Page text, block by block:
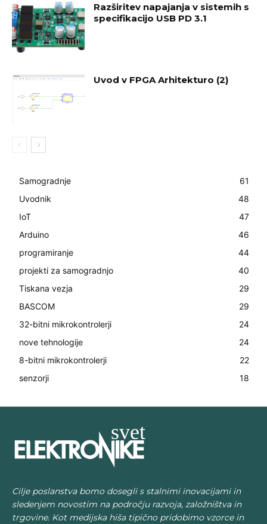
Razširitev napajanja v sistemih s
specifikacijo USB PD 3.1
Uvod v FPGA Arhitekturo (2)
Samogradnje
61
Uvodnik
48
IoT
47
Arduino
46
programiranje
44
projekti za samogradnjo
40
Tiskana vezja
29
BASCOM
29
32-bitni mikrokontrolerji
24
nove tehnologije
24
8-bitni mikrokontrolerji
22
senzorji
18
Cilje poslanstva bomo dosegli s stalnimi inovacijami in
sledenjem novostim na področju razvoja, založništva in
trgovine. Kot medijska hiša tipično pridobimo vzorce in